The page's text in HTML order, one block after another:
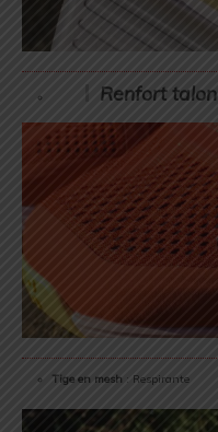
Renfort talon
Tige en mesh : Respirante